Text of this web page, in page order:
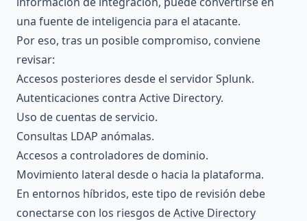
una fuente de inteligencia para el atacante.
Por eso, tras un posible compromiso, conviene
revisar:
Accesos posteriores desde el servidor Splunk.
Autenticaciones contra Active Directory.
Uso de cuentas de servicio.
Consultas LDAP anómalas.
Accesos a controladores de dominio.
Movimiento lateral desde o hacia la plataforma.
En entornos híbridos, este tipo de revisión debe
conectarse con los riesgos deActive Directory